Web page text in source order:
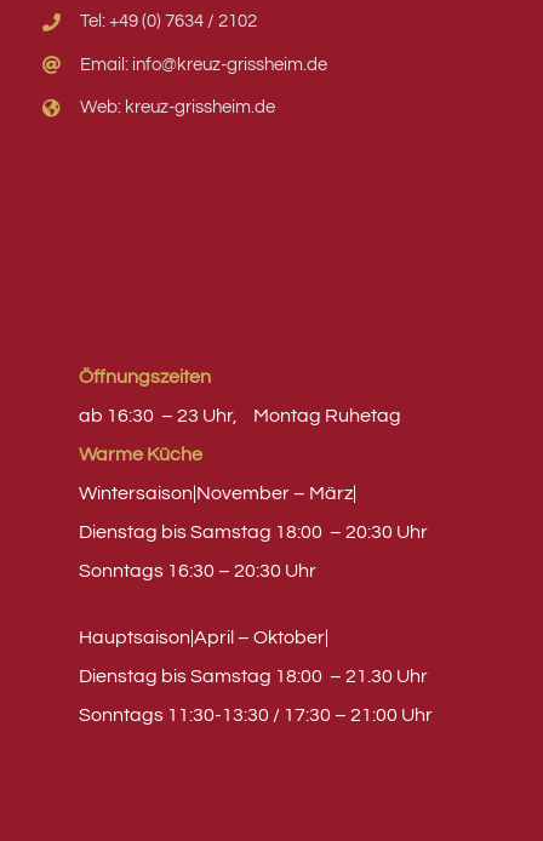
Tel: +49 (0) 7634 / 2102
Email: info@kreuz-grissheim.de
Web: kreuz-grissheim.de
Öffnungszeiten
ab 16:30 – 23 Uhr,
Montag Ruhetag
Warme Küche
Wintersaison|November – März|
Dienstag bis Samstag 18:00 – 20:30 Uhr
Sonntags 16:30 – 20:30 Uhr
Hauptsaison|April – Oktober|
Dienstag bis Samstag 18:00 – 21.30 Uhr
Sonntags 11:30-13:30 / 17:30 – 21:00 Uhr